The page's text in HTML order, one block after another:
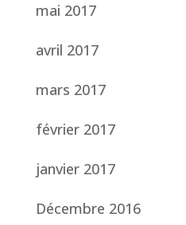
mai 2017
avril 2017
mars 2017
février 2017
janvier 2017
Décembre 2016